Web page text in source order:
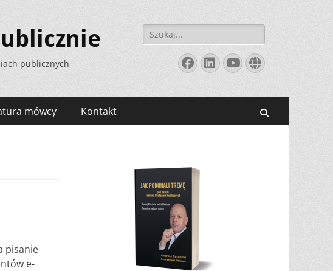
publicznych
Szukaj:
Facebook
LinkedIn
YouTube
Website
mówcy Kontakt
pisanie
e-